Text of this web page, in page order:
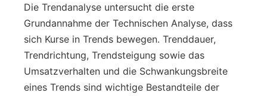
Die Trendanalyse untersucht die erste
Grundannahme der Technischen Analyse, dass
sich Kurse in Trends bewegen. Trenddauer,
Trendrichtung, Trendsteigung sowie das
Umsatzverhalten und die Schwankungsbreite
eines Trends sind wichtige Bestandteile der